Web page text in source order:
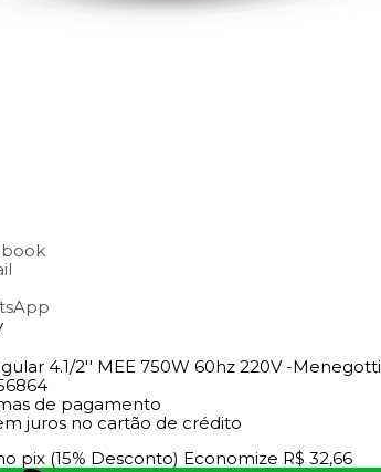
4.1/2'' MEE 750W 60hz 220V -Menegotti
de pagamento
juros no cartão de crédito
pix (15% Desconto) Economize R$ 32,66